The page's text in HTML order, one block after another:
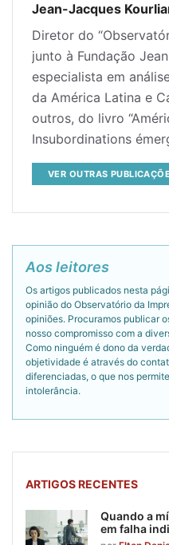
Jean-Jacques
Diretor do
junto à Fundação
especialista em
da América Latina e
outros, do livro
Insubordinations
VER OUTRAS
Aos leitores
Os artigos publicados nesta
opinião do Observatório da
opiniões. Procuramos publicar
nosso compromisso com a
Como ninguém é dono da
objetividade é através do
diferenciadas, o que nos
intolerância.
ARTIGOS RECENTES
Quando a
em falha